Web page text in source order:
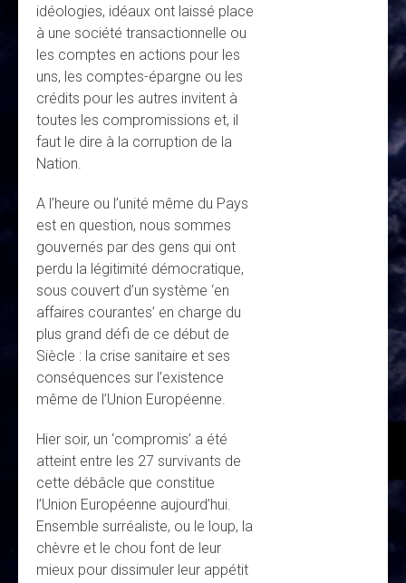
idéologies, idéaux ont laissé place
à une société transactionnelle ou
les comptes en actions pour les
uns, les comptes-épargne ou les
crédits pour les autres invitent à
toutes les compromissions et, il
faut le dire à la corruption de la
Nation.
A l’heure ou l’unité même du Pays
est en question, nous sommes
gouvernés par des gens qui ont
perdu la légitimité démocratique,
sous couvert d’un système ‘en
affaires courantes’ en charge du
plus grand défi de ce début de
Siècle : la crise sanitaire et ses
conséquences sur l’existence
même de l’Union Européenne.
Hier soir, un ‘compromis’ a été
atteint entre les 27 survivants de
cette débâcle que constitue
l’Union Européenne aujourd’hui.
Ensemble surréaliste, ou le loup, la
chèvre et le chou font de leur
mieux pour dissimuler leur appétit